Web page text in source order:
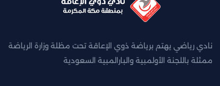
نادي رياضي يهتم برياضة ذوي الإعاقة تحت مظلة وزارة الرياضة
ممثلة باللجنة الأولمبية والبارالمبية السعودية